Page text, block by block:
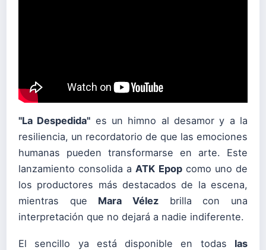
"La Despedida" es un himno al desamor y a la
resiliencia, un recordatorio de que las emociones
humanas pueden transformarse en arte. Este
lanzamiento consolida aATK Epopcomo uno de
los productores más destacados de la escena,
mientras que Mara Vélez brilla con una
interpretación que no dejará a nadie indiferente.
El sencillo ya está disponible en todas las